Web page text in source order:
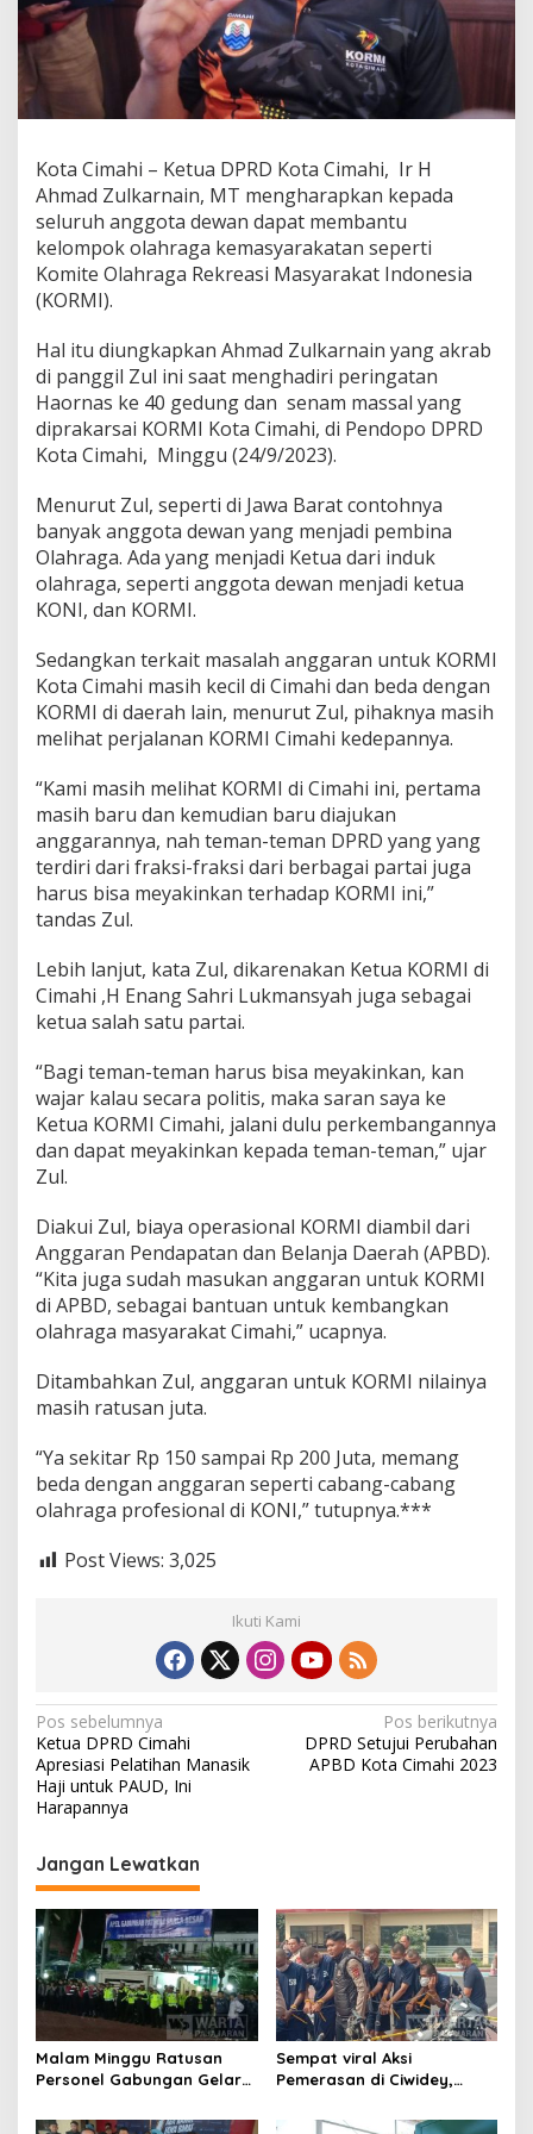
a
p
k
a
n
A
g
g
o
t
a
D
e
n
D
a
p
a
t
a
n
t
u
K
M
I
Kota Cimahi – Ketua DPRD Kota Cimahi, Ir H
Ahmad Zulkarnain, MT mengharapkan kepada
seluruh anggota dewan dapat membantu
kelompok olahraga kemasyarakatan seperti
Komite Olahraga Rekreasi Masyarakat Indonesia
(KORMI).
Hal itu diungkapkan Ahmad Zulkarnain yang akrab
di panggil Zul ini saat menghadiri peringatan
Haornas ke 40 gedung dan senam massal yang
diprakarsai KORMI Kota Cimahi, di Pendopo DPRD
Kota Cimahi, Minggu (24/9/2023).
Menurut Zul, seperti di Jawa Barat contohnya
banyak anggota dewan yang menjadi pembina
Olahraga. Ada yang menjadi Ketua dari induk
olahraga, seperti anggota dewan menjadi ketua
KONI, dan KORMI.
Sedangkan terkait masalah anggaran untuk KORMI
Kota Cimahi masih kecil di Cimahi dan beda dengan
KORMI di daerah lain, menurut Zul, pihaknya masih
melihat perjalanan KORMI Cimahi kedepannya.
“Kami masih melihat KORMI di Cimahi ini, pertama
masih baru dan kemudian baru diajukan
anggarannya, nah teman-teman DPRD yang yang
terdiri dari fraksi-fraksi dari berbagai partai juga
harus bisa meyakinkan terhadap KORMI ini,”
tandas Zul.
Lebih lanjut, kata Zul, dikarenakan Ketua KORMI di
Cimahi ,H Enang Sahri Lukmansyah juga sebagai
ketua salah satu partai.
“Bagi teman-teman harus bisa meyakinkan, kan
wajar kalau secara politis, maka saran saya ke
Ketua KORMI Cimahi, jalani dulu perkembangannya
dan dapat meyakinkan kepada teman-teman,” ujar
Zul.
Diakui Zul, biaya operasional KORMI diambil dari
Anggaran Pendapatan dan Belanja Daerah (APBD).
“Kita juga sudah masukan anggaran untuk KORMI
di APBD, sebagai bantuan untuk kembangkan
olahraga masyarakat Cimahi,” ucapnya.
Ditambahkan Zul, anggaran untuk KORMI nilainya
masih ratusan juta.
“Ya sekitar Rp 150 sampai Rp 200 Juta, memang
beda dengan anggaran seperti cabang-cabang
olahraga profesional di KONI,” tutupnya.***
Post Views: 3,025
Ikuti Kami
N
a
v
g
a
s
i
p
s
Pos sebelumnya
Ketua DPRD Cimahi
Apresiasi Pelatihan Manasik
Haji untuk PAUD, Ini
Harapannya
Pos berikutnya
DPRD Setujui Perubahan
APBD Kota Cimahi 2023
Jangan Lewatkan
Malam Minggu Ratusan
Personel Gabungan Gelar
Besar Kabupaten Bandung
Sempat viral Aksi
Pemerasan di Ciwidey,
Pelaku